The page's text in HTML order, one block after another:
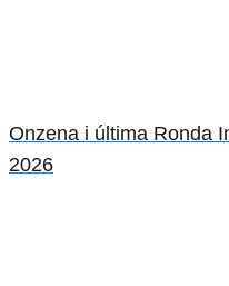
Onzena i última Ronda
2026